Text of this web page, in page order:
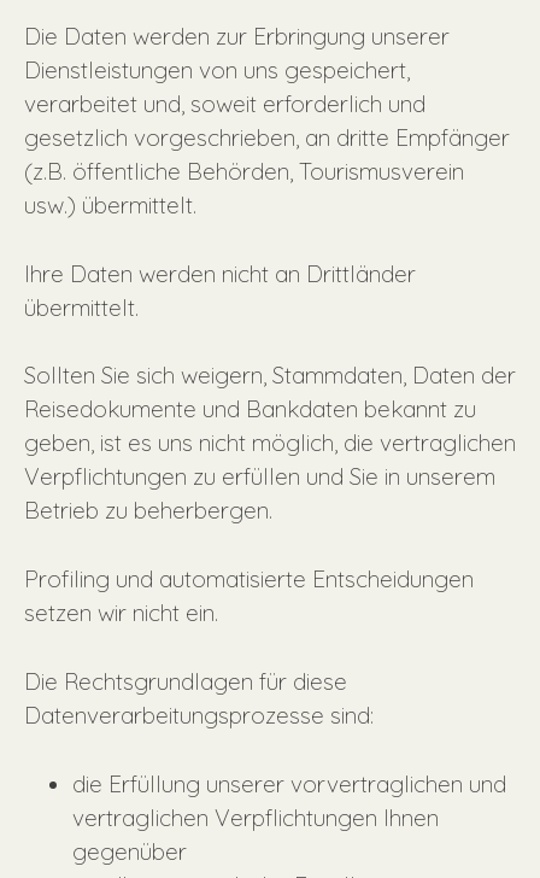
Die Daten werden zur Erbringung unserer
Dienstleistungen von uns gespeichert,
verarbeitet und, soweit erforderlich und
gesetzlich vorgeschrieben, an dritte Empfänger
(z.B. öffentliche Behörden, Tourismusverein
usw.) übermittelt.
Ihre Daten werden nicht an Drittländer
übermittelt.
Sollten Sie sich weigern, Stammdaten, Daten der
Reisedokumente und Bankdaten bekannt zu
geben, ist es uns nicht möglich, die vertraglichen
Verpflichtungen zu erfüllen und Sie in unserem
Betrieb zu beherbergen.
Profiling und automatisierte Entscheidungen
setzen wir nicht ein.
Die Rechtsgrundlagen für diese
Datenverarbeitungsprozesse sind:
die Erfüllung unserer vorvertraglichen und
vertraglichen Verpflichtungen Ihnen
gegenüber